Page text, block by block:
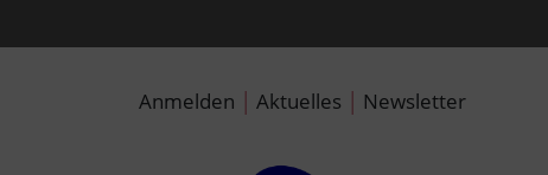
Anmelden | Aktuelles | Newsletter